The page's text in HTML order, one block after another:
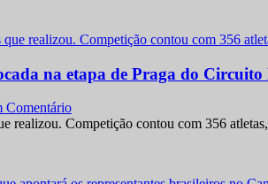
na etapa de Praga do
Comentário
realizou. Competição contou com 356